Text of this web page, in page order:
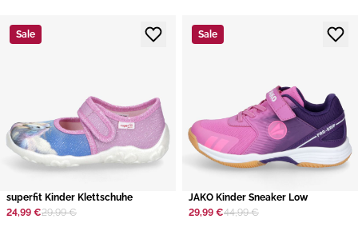
Sale
superfit Kinder Klettschuhe
24,99 €29,99 €
Sale
JAKO Kinder Sneaker Low
29,99 €44,99 €